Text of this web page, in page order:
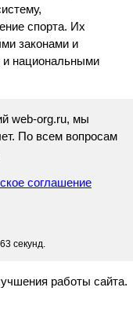
спорта. Их
законами и
национальными
web-org.ru, мы
По всем вопросам
соглашение
секунд.
работы сайта.